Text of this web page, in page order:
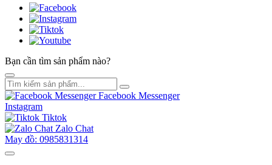
Bạn cần tìm sản phẩm nào?
Facebook Messenger
Instagram
Tiktok
Zalo Chat
May đồ: 0985831314